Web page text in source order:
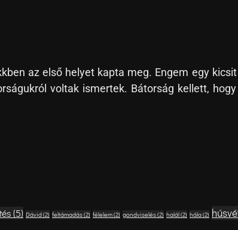
az első helyet kapta meg. Engem egy
voltak ismertek. Bátorság kellett,
(5) Dávid(2) feltámadás(2) félelem(2) gondviselés(2) halál(2) hála(2)